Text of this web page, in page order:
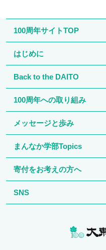
100周年サイトTOP
はじめに
Back to the DAITO
100周年への取り組み
メッセージと歩み
まんなか学部Topics
寄付をお考えの方へ
SNS